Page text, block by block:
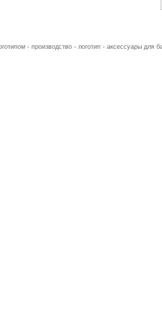
- производство - логотип - аксессуары для